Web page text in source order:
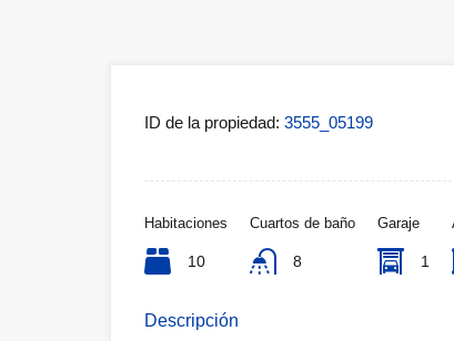
ID de la propiedad: 3555_05199
Habitaciones
10
Cuartos de baño
8
Garaje
1
Descripción